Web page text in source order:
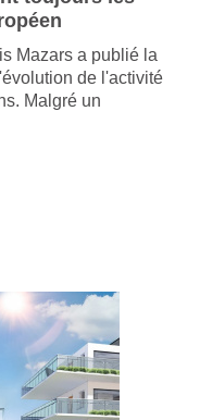
toujours les
Mazars a publié la
de l'activité
Malgré un